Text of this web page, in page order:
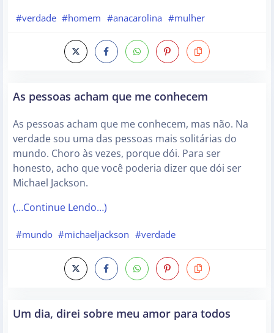
#verdade #homem #anacarolina #mulher
As pessoas acham que me conhecem
As pessoas acham que me conhecem, mas não. Na
verdade sou uma das pessoas mais solitárias do
mundo. Choro às vezes, porque dói. Para ser
honesto, acho que você poderia dizer que dói ser
Michael Jackson.
(…Continue Lendo…)
#mundo #michaeljackson #verdade
Um dia, direi sobre meu amor para todos